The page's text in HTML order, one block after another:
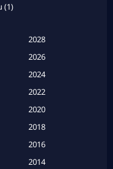
(1)
เรื่องจริง(2)
ริง (20)
2028
2026
2024
2022
2020
2018
2016
2014